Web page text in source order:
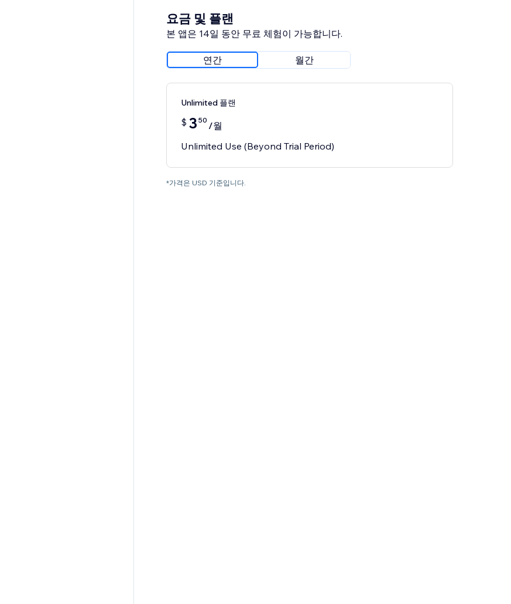
요금 및 플랜
본 앱은 14일 동안 무료 체험이 가능합니다.
연간 월간
Unlimited 플랜
$ 3 50 /월
Unlimited Use (Beyond Trial Period)
*가격은 USD 기준입니다.